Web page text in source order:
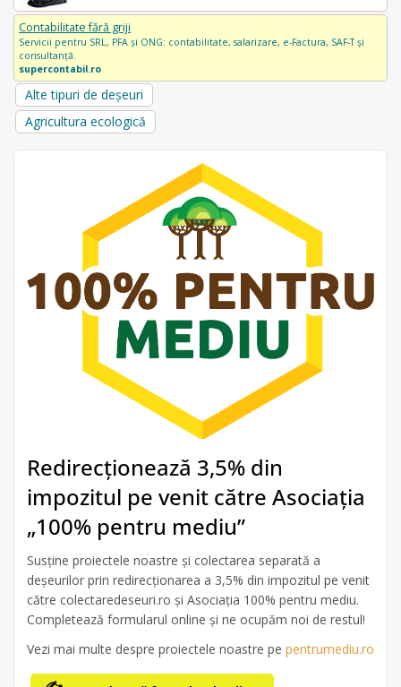
Contabilitate fără griji
Servicii pentru SRL, PFA și ONG: contabilitate, salarizare, e-Factura, SAF-T și
consultanță.
supercontabil.ro
Alte tipuri de deșeuri
Agricultura ecologică
Redirecționează 3,5% din
impozitul pe venit către Asociația
„100% pentru mediu”
Susține proiectele noastre și colectarea separată a
deșeurilor prin redirecționarea a 3,5% din impozitul pe venit
către colectaredeseuri.ro și Asociația 100% pentru mediu.
Completează formularul online și ne ocupăm noi de restul!
Vezi mai multe despre proiectele noastre pe pentrumediu.ro